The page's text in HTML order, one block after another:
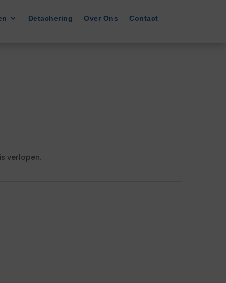
Detachering Over Ons Contact
verlopen.